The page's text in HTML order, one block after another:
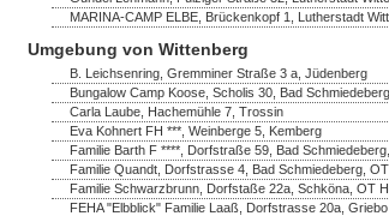
MARINA-CAMP ELBE, Brückenkopf 1, Lutherstadt
Umgebung von Wittenberg
B. Leichsenring, Gremminer Straße 3 a, Jüdenberg
Bungalow Camp Koose, Scholis 30, Bad Schmiedeberg
Carla Laube, Hachemühle 7, Trossin
Eva Kohnert FH ***, Weinberge 5, Kemberg
Familie Barth F ****, Dorfstraße 59, Bad
Familie Quandt, Dorfstrasse 4, Bad Schmiedeberg,
Familie Schwarzbrunn, Dorfstaße 22a, Schköna, OT
FEHA "Elbblick" Familie Laaß, Dorfstrasse 20a, Griebo